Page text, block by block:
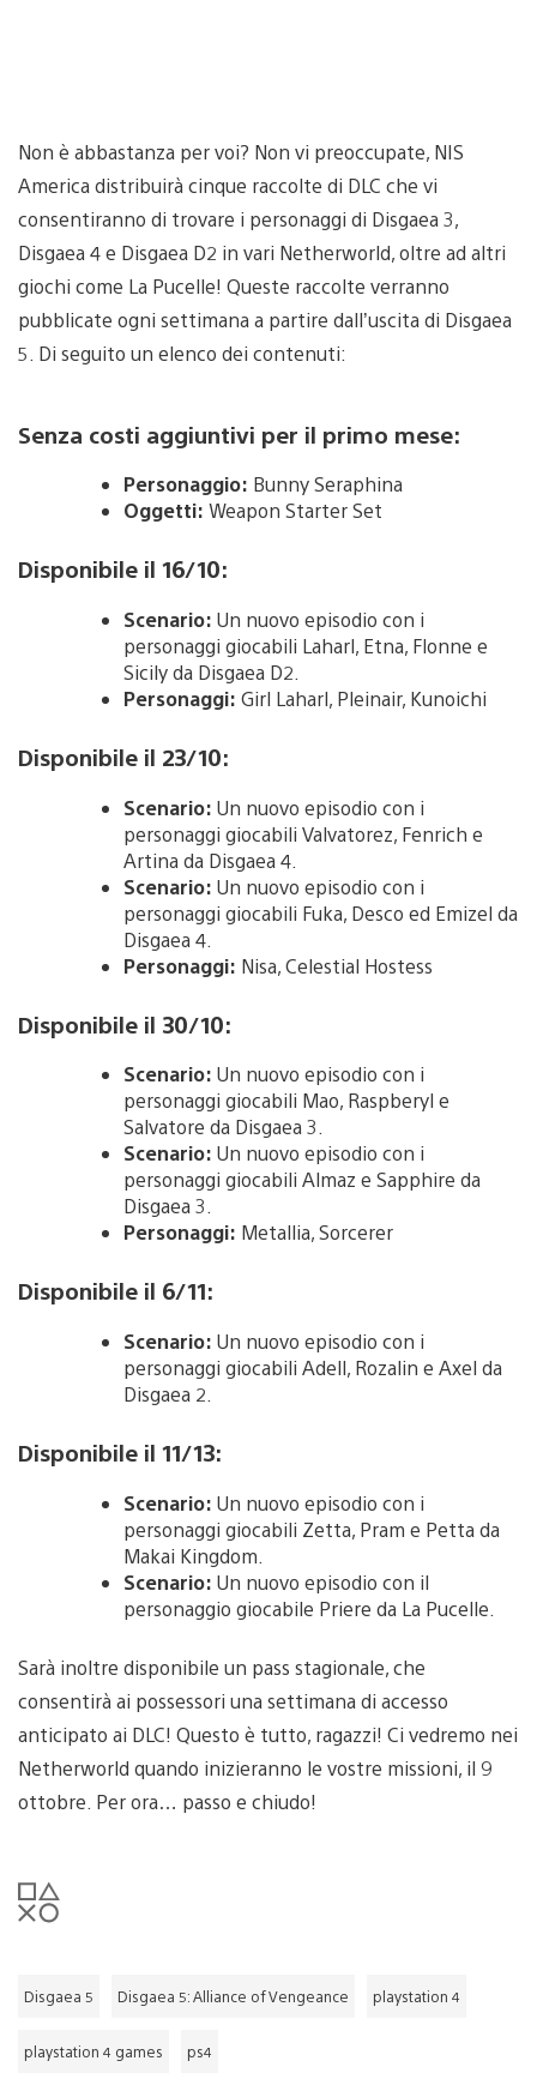
Non è abbastanza per voi? Non vi preoccupate, NIS
America distribuirà cinque raccolte di DLC che vi
consentiranno di trovare i personaggi di Disgaea 3,
Disgaea 4 e Disgaea D2 in vari Netherworld, oltre ad altri
giochi come La Pucelle! Queste raccolte verranno
pubblicate ogni settimana a partire dall’uscita di Disgaea
5. Di seguito un elenco dei contenuti:
Senza costi aggiuntivi per il primo mese:
Personaggio: Bunny Seraphina
Oggetti: Weapon Starter Set
Disponibile il 16/10:
Scenario: Un nuovo episodio con i
personaggi giocabili Laharl, Etna, Flonne e
Sicily da Disgaea D2.
Personaggi: Girl Laharl, Pleinair, Kunoichi
Disponibile il 23/10:
Scenario: Un nuovo episodio con i
personaggi giocabili Valvatorez, Fenrich e
Artina da Disgaea 4.
Scenario: Un nuovo episodio con i
personaggi giocabili Fuka, Desco ed Emizel da
Disgaea 4.
Personaggi: Nisa, Celestial Hostess
Disponibile il 30/10:
Scenario: Un nuovo episodio con i
personaggi giocabili Mao, Raspberyl e
Salvatore da Disgaea 3.
Scenario: Un nuovo episodio con i
personaggi giocabili Almaz e Sapphire da
Disgaea 3.
Personaggi: Metallia, Sorcerer
Disponibile il 6/11:
Scenario: Un nuovo episodio con i
personaggi giocabili Adell, Rozalin e Axel da
Disgaea 2.
Disponibile il 11/13:
Scenario: Un nuovo episodio con i
personaggi giocabili Zetta, Pram e Petta da
Makai Kingdom.
Scenario: Un nuovo episodio con il
personaggio giocabile Priere da La Pucelle.
Sarà inoltre disponibile un pass stagionale, che
consentirà ai possessori una settimana di accesso
anticipato ai DLC! Questo è tutto, ragazzi! Ci vedremo nei
Netherworld quando inizieranno le vostre missioni, il 9
ottobre. Per ora… passo e chiudo!
Disgaea 5 Disgaea 5: Alliance of Vengeance playstation 4
playstation 4 games ps4